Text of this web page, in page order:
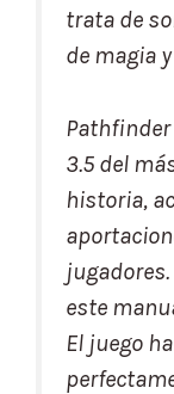
trata de
de magia
3.5 del
historia,
este
El juego